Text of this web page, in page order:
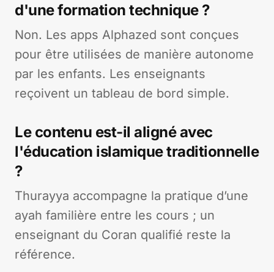
d'une formation technique ?
Non. Les apps Alphazed sont conçues
pour être utilisées de manière autonome
par les enfants. Les enseignants
reçoivent un tableau de bord simple.
Le contenu est-il aligné avec
l'éducation islamique traditionnelle
?
Thurayya accompagne la pratique d’une
ayah familière entre les cours ; un
enseignant du Coran qualifié reste la
référence.